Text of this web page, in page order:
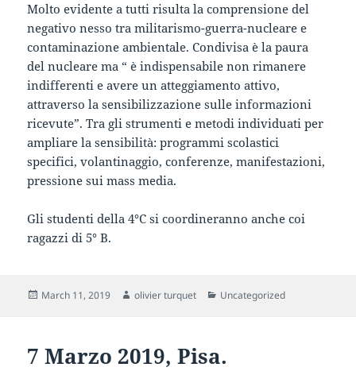
Molto evidente a tutti risulta la comprensione del
negativo nesso tra militarismo-guerra-nucleare e
contaminazione ambientale. Condivisa è la paura
del nucleare ma “ è indispensabile non rimanere
indifferenti e avere un atteggiamento attivo,
attraverso la sensibilizzazione sulle informazioni
ricevute”. Tra gli strumenti e metodi individuati per
ampliare la sensibilità: programmi scolastici
specifici, volantinaggio, conferenze, manifestazioni,
pressione sui mass media.
Gli studenti della 4°C si coordineranno anche coi
ragazzi di 5° B.
Posted
March 11, 2019 Author
olivier turquet Categories
Uncategorized
7 Marzo 2019, Pisa.